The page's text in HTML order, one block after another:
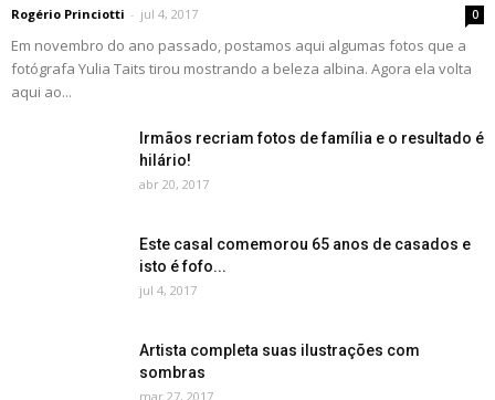
Rogério Princiotti - jul 4, 2017 0
Em novembro do ano passado, postamos aqui algumas fotos que a
fotógrafa Yulia Taits tirou mostrando a beleza albina. Agora ela volta
aqui ao...
Irmãos recriam fotos de família e o resultado é
hilário!
abr 20, 2017
Este casal comemorou 65 anos de casados e
isto é fofo...
jul 4, 2017
Artista completa suas ilustrações com
sombras
mar 27, 2017